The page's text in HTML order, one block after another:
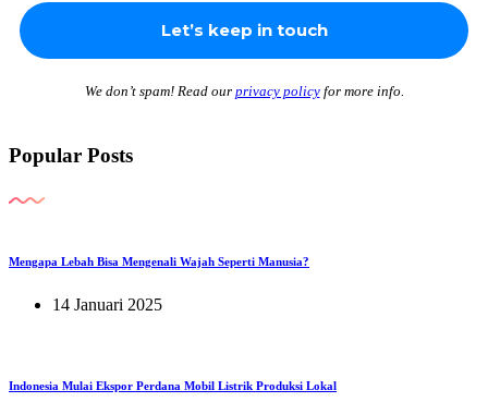
We don’t spam! Read our privacy policyfor more info.
Popular Posts
Mengapa Lebah Bisa Mengenali Wajah Seperti Manusia?
14 Januari 2025
Indonesia Mulai Ekspor Perdana Mobil Listrik Produksi Lokal